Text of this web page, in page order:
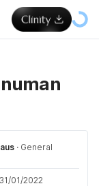
· General
01/2022